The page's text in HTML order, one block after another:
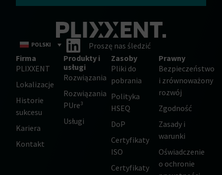
POLSKI
Proszę nas śledzić
Firma
PLIXXENT
Lokalizacje
Historie
sukcesu
Kariera
Kontakt
Produkty i
usługi
Rozwiązania
Rozwiązania
PUre³
Usługi
Zasoby
Pliki do
pobrania
Polityka
HSEQ
DoP
Certyfikaty
ISO
Certyfikaty
Prawny
Bezpieczeństwo
i zrównoważony
rozwój
Zgodność
Zasady i
warunki
Oświadczenie
o ochronie